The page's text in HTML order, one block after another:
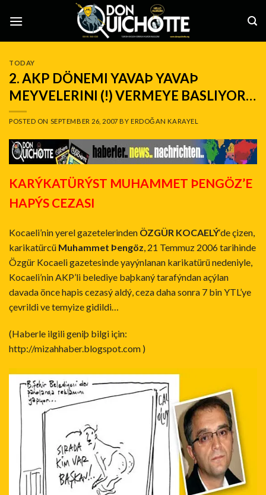
TODAY
2. AKP DÖNEMI YAVAÞ YAVAÞ
MEYVELERINI (!) VERMEYE BASLIYOR…
POSTED ON SEPTEMBER 26, 2007 BY ERDOĞAN KARAYEL
KARÝKATÜRÝST MUHAMMET ÞENGÖZ’E
HAPÝS CEZASI
Kocaeli’nin yerel gazetelerinden ÖZGÜR KOCAELÝ‘de çizen,
karikatürcü Muhammet Þengöz , 21 Temmuz 2006 tarihinde
Özgür Kocaeli gazetesinde yayýnlanan karikatürü nedeniyle,
Kocaeli’nin AKP’li belediye baþkaný tarafýndan açýlan
davada önce hapis cezasý aldý, ceza daha sonra 7 bin YTL’ye
çevrildi ve temyize gidildi…
(Haberle ilgili geniþ bilgi için:
http://mizahhaber.blogspot.com )